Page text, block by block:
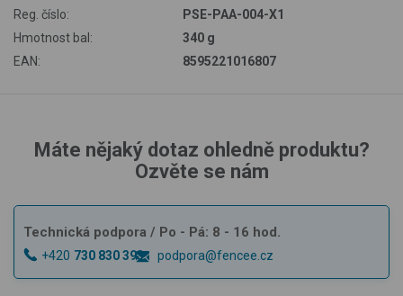
Reg. číslo:
PSE-PAA-004-X1
Hmotnost bal:
340 g
EAN:
8595221016807
Máte nějaký dotaz ohledně produktu?
Ozvěte se nám
Technická podpora / Po - Pá: 8 - 16 hod.
+420 730 830 393 podpora@fencee.cz